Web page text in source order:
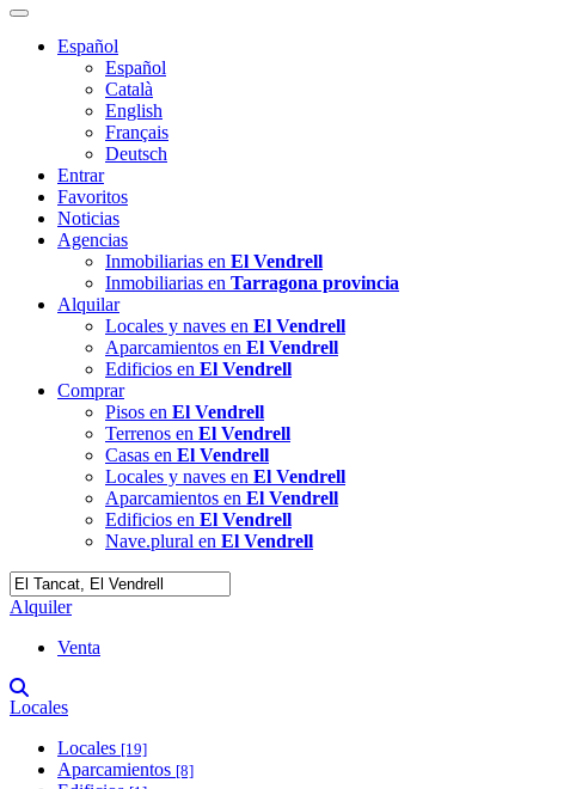
Español
Español
Català
English
Français
Deutsch
Entrar
Favoritos
Noticias
Agencias
Inmobiliarias en El Vendrell
Inmobiliarias en Tarragona provincia
Alquilar
Locales y naves en El Vendrell
Aparcamientos en El Vendrell
Edificios en El Vendrell
Comprar
Pisos en El Vendrell
Terrenos en El Vendrell
Casas en El Vendrell
Locales y naves en El Vendrell
Aparcamientos en El Vendrell
Edificios en El Vendrell
Nave.plural en El Vendrell
Alquiler
Venta
Locales
Locales [19]
Aparcamientos [8]